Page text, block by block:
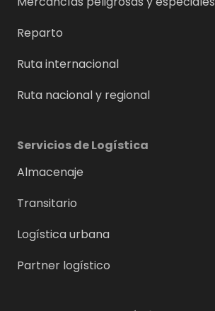
Reparto
Ruta internacional
Ruta nacional y regional
Servicios de Logística
Almacenaje
Transitario
Logística urbana
Partner logístico